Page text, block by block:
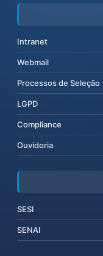
Intranet
Webmail
Processos de Seleção
LGPD
Compliance
Ouvidoria
SESI
SENAI